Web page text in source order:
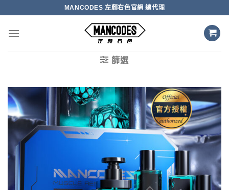
content
MANCODES 左顏右色官網 總代理
篩選